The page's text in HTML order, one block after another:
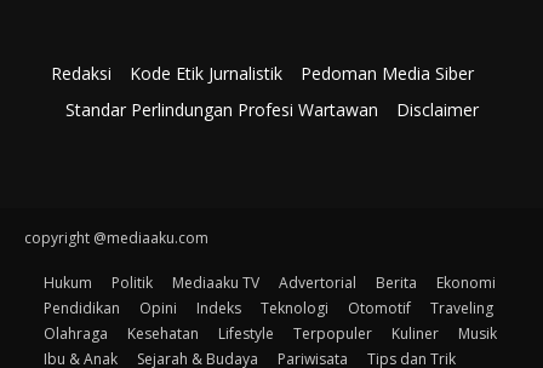
Redaksi Kode Etik Jurnalistik
Pedoman Media Siber
Standar Perlindungan Profesi Wartawan
Disclaimer
copyright @mediaaku.com
Hukum Politik Mediaaku TV Advertorial Berita
Ekonomi
Pendidikan
Opini Indeks Teknologi Otomotif
Traveling
Olahraga
Kesehatan Lifestyle Terpopuler Kuliner
Musik
Ibu & Anak
Sejarah & Budaya Pariwisata Tips dan Trik